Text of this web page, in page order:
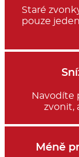
Staré
pouze
Navodíte
zvonit,
Méně